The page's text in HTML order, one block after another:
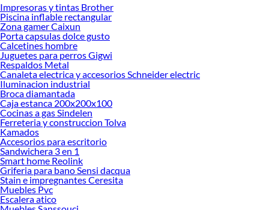
Impresoras y tintas Brother
Piscina inflable rectangular
Zona gamer Caixun
Porta capsulas dolce gusto
Calcetines hombre
Juguetes para perros Gigwi
Respaldos Metal
Canaleta electrica y accesorios Schneider electric
Iluminacion industrial
Broca diamantada
Caja estanca 200x200x100
Cocinas a gas Sindelen
Ferreteria y construccion Tolva
Kamados
Accesorios para escritorio
Sandwichera 3 en 1
Smart home Reolink
Griferia para bano Sensi dacqua
Stain e impregnantes Ceresita
Muebles Pvc
Escalera atico